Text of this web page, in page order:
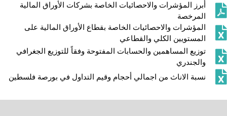
أبرز المؤشرات والاحصائيات الخاصة بشركات الأوراق المالية
المرخصة
المؤشرات والاحصائيات الخاصة بقطاع الأوراق المالية على
المستويين الكلي والقطاعي
توزيع المساهمين والحسابات المفتوحة وفقاً للتوزيع الجغرافي
والجندري
نسبة الاناث من اجمالي أحجام وقيم التداول في بورصة فلسطين